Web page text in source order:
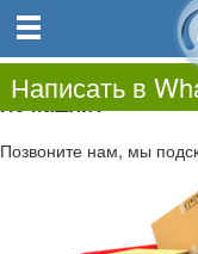
0.00
0
Не нашли?
Позвоните нам, мы
Написать в